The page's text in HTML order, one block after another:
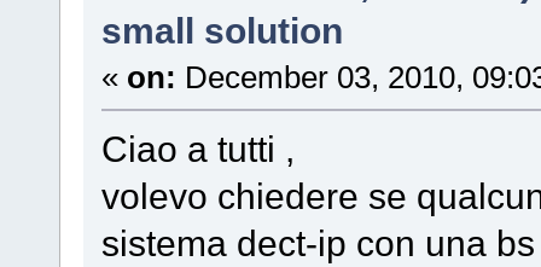
small solution
« on: December 03, 2010,
Ciao a tutti ,
volevo chiedere se
sistema dect-ip con una